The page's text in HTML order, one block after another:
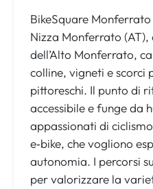
BikeSquare
Nizza Monferrato
dell’Alto Monferrato,
colline, vigneti e scorci
pittoreschi. Il punto di
accessibile e funge da
appassionati di
e‑bike, che vogliono
autonomia. I percorsi
per valorizzare la